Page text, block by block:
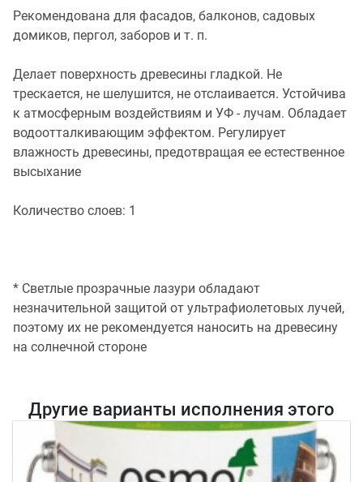
Рекомендована для фасадов, балконов, садовых
домиков, пергол, заборов и т. п.
Делает поверхность древесины гладкой. Не
трескается, не шелушится, не отслаивается. Устойчива
к атмосферным воздействиям и УФ - лучам. Обладает
водоотталкивающим эффектом. Регулирует
влажность древесины, предотвращая ее естественное
высыхание
Количество слоев: 1
* Светлые прозрачные лазури обладают
незначительной защитой от ультрафиолетовых лучей,
поэтому их не рекомендуется наносить на древесину
на солнечной стороне
Другие варианты исполнения этого
товара